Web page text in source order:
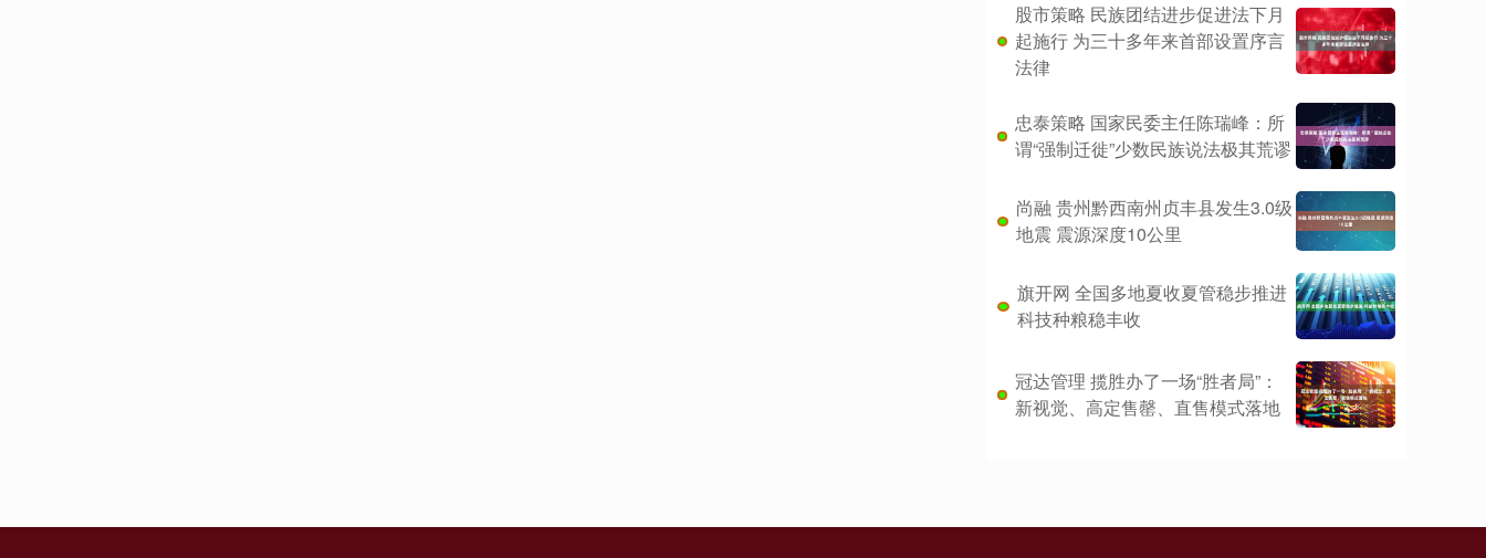
股市策略 民族团结进步促进法下月
起施行 为三十多年来首部设置序言
法律
忠泰策略 国家民委主任陈瑞峰：所
谓“强制迁徙”少数民族说法极其荒谬
尚融 贵州黔西南州贞丰县发生3.0级
地震 震源深度10公里
旗开网 全国多地夏收夏管稳步推进
科技种粮稳丰收
冠达管理 揽胜办了一场“胜者局”：
新视觉、高定售罄、直售模式落地